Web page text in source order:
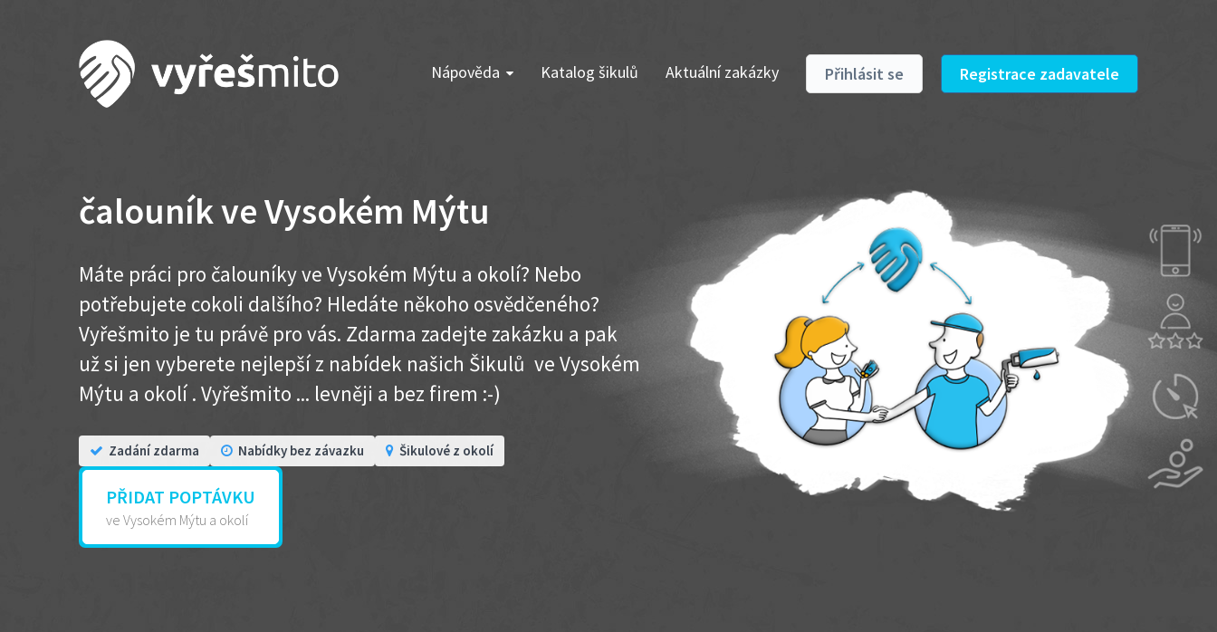
Nápověda Katalog šikulů Aktuální zakázky Přihlásit se Registrace zadavatele
čalouník ve Vysokém Mýtu
Máte práci pro čalouníky ve Vysokém Mýtu a okolí? Nebo
potřebujete cokoli dalšího? Hledáte někoho osvědčeného?
Vyřešmito je tu právě pro vás. Zdarma zadejte zakázku a pak
už si jen vyberete nejlepší z nabídek našich Šikulů ve Vysokém
Mýtu a okolí . Vyřešmito ... levněji a bez firem :-)
Zadání zdarma Nabídky bez závazku Šikulové z okolí
PŘIDAT POPTÁVKU
ve Vysokém Mýtu a okolí